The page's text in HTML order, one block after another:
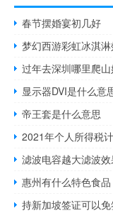
春节摆婚宴初几好
梦幻西游彩虹冰淇淋
过年去深圳哪里爬
显示器DVI是什么意
帝王套是什么意思
2021年个人所得税
滤波电容越大滤波
惠州有什么特色食品
持新加坡签证可以